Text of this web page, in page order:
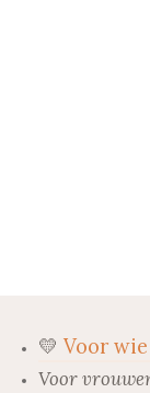
💛 Voor
Voor